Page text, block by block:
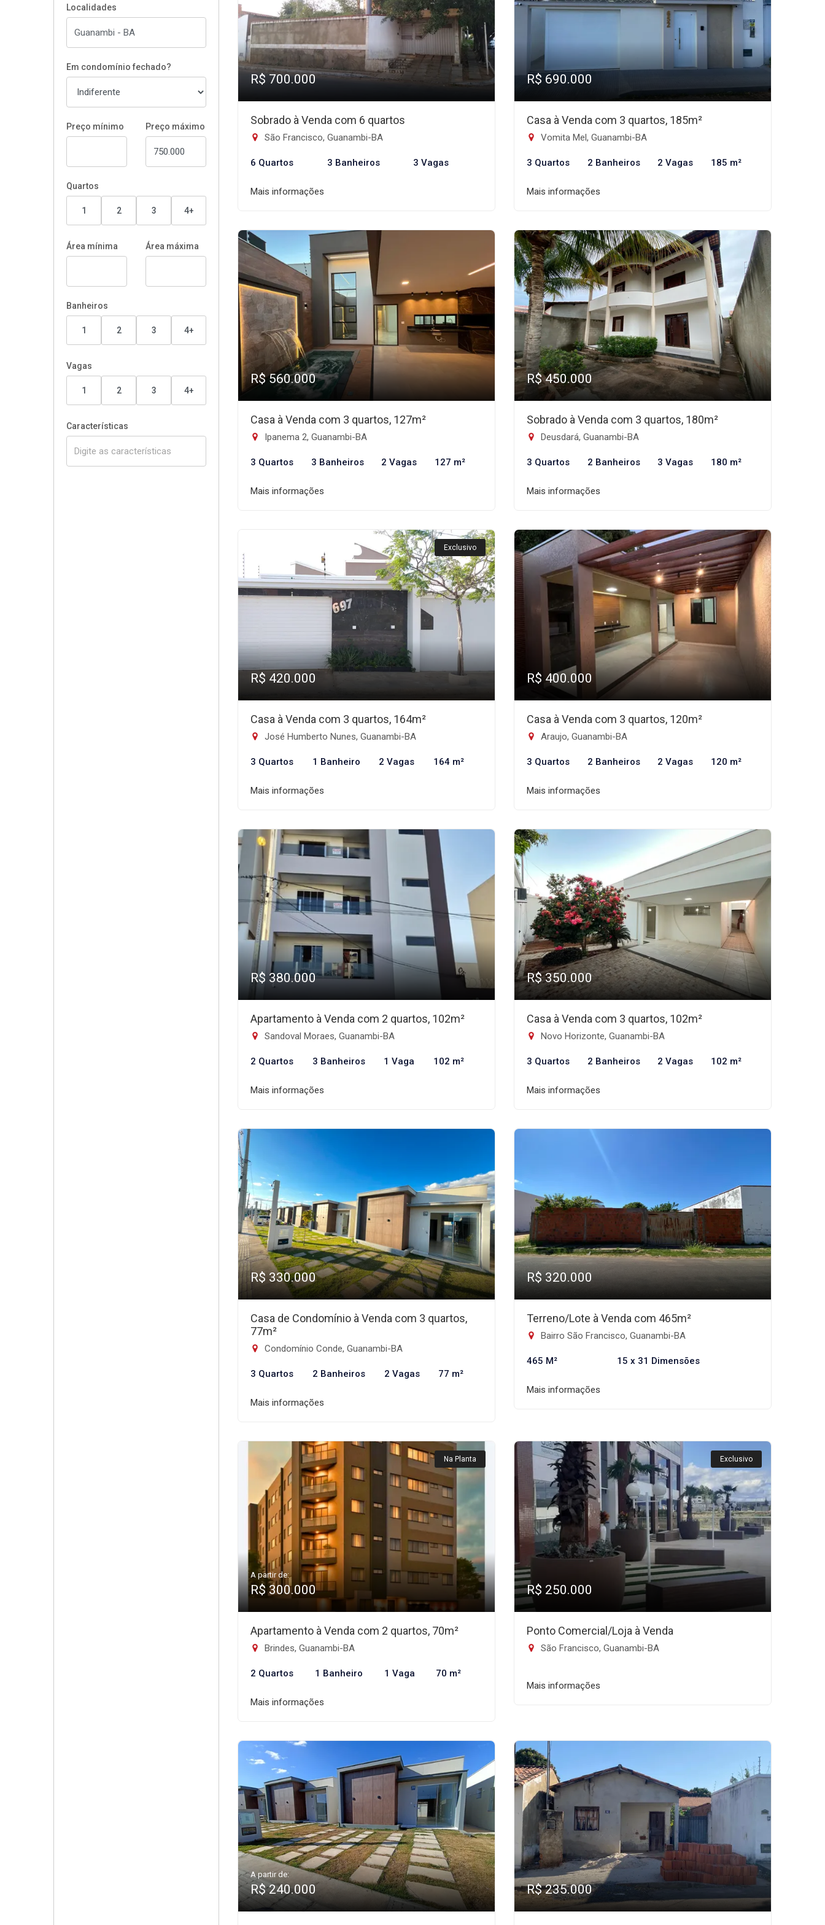
Localidades
Em condomínio fechado?
Preço mínimo Preço máximo
Quartos
1 2 3 4+
Área mínima Área máxima
Banheiros
1 2 3 4+
Vagas
1 2 3 4+
Características
R$ 700.000
Sobrado à Venda com 6 quartos
São Francisco, Guanambi-BA
6 Quartos 3 Banheiros 3 Vagas
Mais informações
R$ 690.000
Casa à Venda com 3 quartos, 185m²
Vomita Mel, Guanambi-BA
3 Quartos 2 Banheiros 2 Vagas 185 m²
Mais informações
R$ 560.000
Casa à Venda com 3 quartos, 127m²
Ipanema 2, Guanambi-BA
3 Quartos 3 Banheiros 2 Vagas 127 m²
Mais informações
R$ 450.000
Sobrado à Venda com 3 quartos, 180m²
Deusdará, Guanambi-BA
3 Quartos 2 Banheiros 3 Vagas 180 m²
Mais informações
Exclusivo
R$ 420.000
Casa à Venda com 3 quartos, 164m²
José Humberto Nunes, Guanambi-BA
3 Quartos 1 Banheiro 2 Vagas 164 m²
Mais informações
R$ 400.000
Casa à Venda com 3 quartos, 120m²
Araujo, Guanambi-BA
3 Quartos 2 Banheiros 2 Vagas 120 m²
Mais informações
R$ 380.000
Apartamento à Venda com 2 quartos, 102m²
Sandoval Moraes, Guanambi-BA
2 Quartos 3 Banheiros 1 Vaga 102 m²
Mais informações
R$ 350.000
Casa à Venda com 3 quartos, 102m²
Novo Horizonte, Guanambi-BA
3 Quartos 2 Banheiros 2 Vagas 102 m²
Mais informações
R$ 330.000
Casa de Condomínio à Venda com 3 quartos,
77m²
Condomínio Conde, Guanambi-BA
3 Quartos 2 Banheiros 2 Vagas 77 m²
Mais informações
R$ 320.000
Terreno/Lote à Venda com 465m²
Bairro São Francisco, Guanambi-BA
465 M² 15 x 31 Dimensões
Mais informações
Na Planta
A partir de:
R$ 300.000
Apartamento à Venda com 2 quartos, 70m²
Brindes, Guanambi-BA
2 Quartos 1 Banheiro 1 Vaga 70 m²
Mais informações
Exclusivo
R$ 250.000
Ponto Comercial/Loja à Venda
São Francisco, Guanambi-BA
Mais informações
A partir de:
R$ 240.000 R$ 235.000